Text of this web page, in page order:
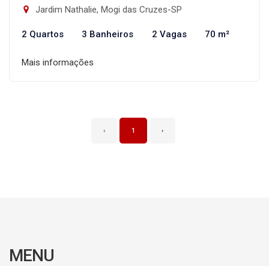
Jardim Nathalie, Mogi das Cruzes-SP
2 Quartos 3 Banheiros 2 Vagas 70 m²
Mais informações
‹ 1 ›
MENU